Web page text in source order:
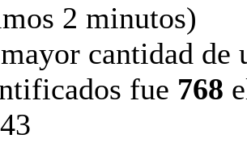
2 minutos)
cantidad de
fue 768